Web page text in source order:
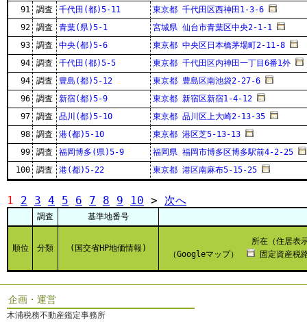
91
調査 千代田(都)5-11
東京都 千代田区西神田1-3-6
92
調査 青葉(県)5-1
宮城県 仙台市青葉区中央2-1-1
93
調査 中央(都)5-6
東京都 中央区日本橋茅場町2-11-8
94
調査 千代田(都)5-5
東京都 千代田区内神田一丁目6番1外
94
調査 豊島(都)5-12
東京都 豊島区南池袋2-27-6
96
調査 新宿(都)5-9
東京都 新宿区新宿1-4-12
97
調査 品川(都)5-10
東京都 品川区上大崎2-13-35
98
調査 港(都)5-10
東京都 港区芝5-13-13
99
調査 福岡博多(県)5-9
福岡県 福岡市博多区博多駅前4-2-25
100
調査 港(都)5-22 東京都 港区南麻布5-15-25
1 2 3 4 5 6 7 8 9 10 > 次へ
調査 基準地番号
順位 分類 (国交省HP地価情報)
所在（住居表
（Googleマップ）
固定資産税
企画・運営
木浦税務不動産鑑定事務所